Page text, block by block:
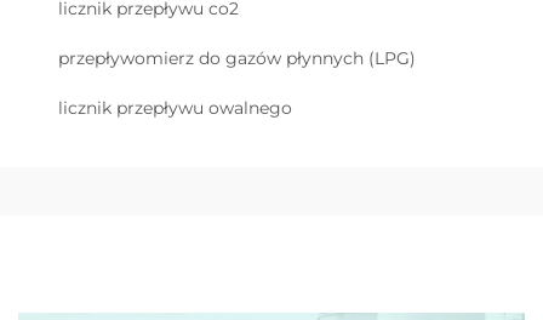
licznik przepływu co2
przepływomierz do gazów płynnych (LPG)
licznik przepływu owalnego